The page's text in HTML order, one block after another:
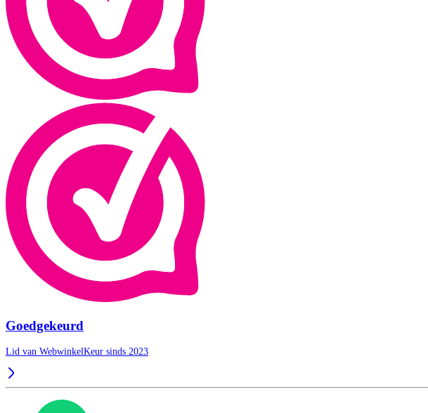
Goedgekeurd
Lid van WebwinkelKeur sinds 2023